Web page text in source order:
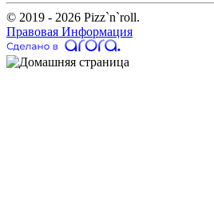
© 2019 - 2026 Pizz`n`roll.
Правовая Информация